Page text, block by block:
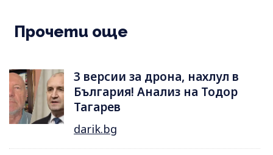
Прочети още
3 версии за дрона, нахлул в
България! Анализ на Тодор
Тагарев
darik.bg